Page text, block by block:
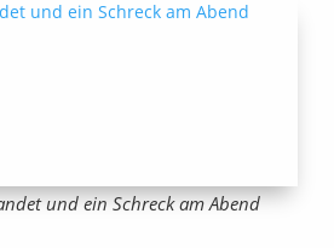
und ein Schreck am Abend